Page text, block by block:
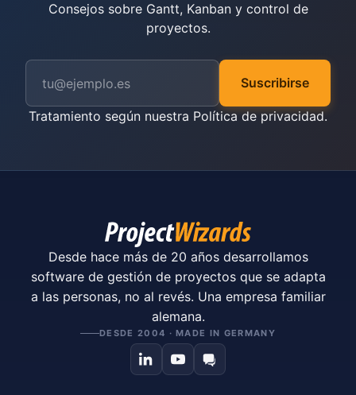
Consejos sobre Gantt, Kanban y control de
proyectos.
Suscribirse
Tratamiento según nuestra Política de privacidad.
Desde hace más de 20 años desarrollamos
software de gestión de proyectos que se adapta
a las personas, no al revés. Una empresa familiar
alemana.
DESDE 2004 · MADE IN GERMANY